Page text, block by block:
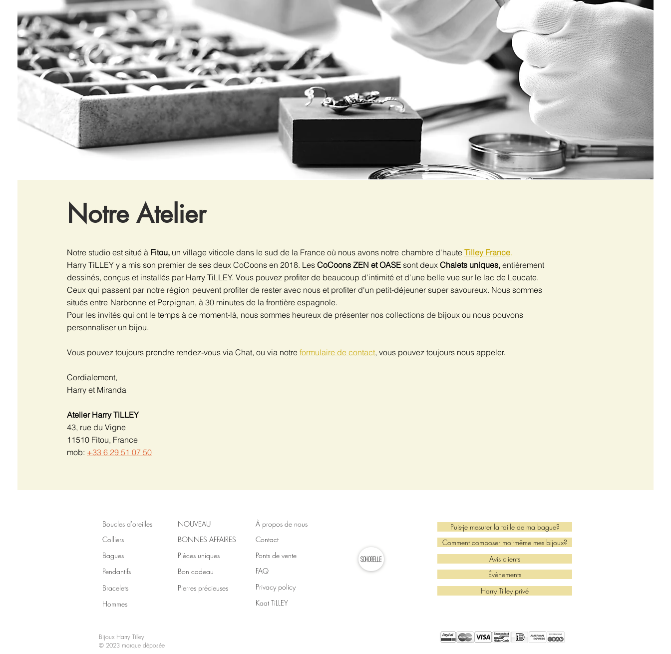
Notre Atelier
Notre studio est situé à Fitou, un village viticole dans le sud de la France où nous avons notre chambre d'haute Tilley France.
Harry TiLLEY y a mis son premier de ses deux CoCoons en 2018. Les CoCoons ZEN et OASE sont deux Chalets uniques, entièrement
dessinés, conçus et installés par Harry TiLLEY. Vous pouvez profiter de beaucoup d'intimité et d'une belle vue sur le lac de Leucate.
Ceux qui passent par notre région peuvent profiter de rester avec nous et profiter d'un petit-déjeuner super savoureux. Nous sommes
situés entre Narbonne et Perpignan, à 30 minutes de la frontière espagnole.
Pour les invités qui ont le temps à ce moment-là, nous sommes heureux de présenter nos collections de bijoux ou nous pouvons
personnaliser un bijou.
Vous pouvez toujours prendre rendez-vous via Chat, ou via notre formulaire de contact, vous pouvez toujours nous appeler.
Cordialement,
Harry et Miranda
Atelier Harry TiLLEY
43, rue du Vigne
11510 Fitou, France
mob: +33 6 29 51 07 50
Boucles d'oreilles
Colliers
Bagues
Pendantifs
Bracelets
Hommes
NOUVEAU
BONNES AFFAIRES
Pièces uniques
Bon cadeau
Pierres précieuses
Bijoux Harry Tilley
© 2023 marque déposée
À propos de nous
Contact
Ponts de vente
FAQ
Privacy policy
Kaat TiLLEY
Puis-je mesurer la taille de ma bague?
Comment composer moi-même mes bijoux?
Avis clients
Événements
Harry Tilley privé